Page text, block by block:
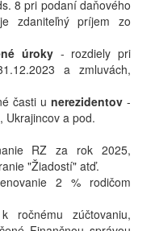
8 pri podaní daňového
zdaniteľný príjem zo
úroky- rozdiely pri
a zmluvách,
časti u nerezidentov -
Ukrajincov a pod.
RZ za rok 2025,
"Žiadostí" atď.
2 % rodičom
ročnému zúčtovaniu,